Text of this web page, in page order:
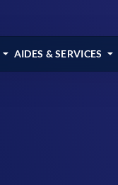
AIDES & SERVICES